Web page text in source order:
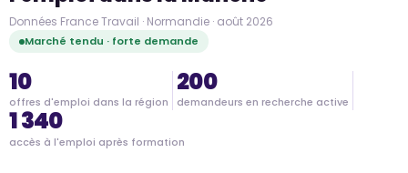
Données France Travail · Normandie · août 2026
Marché tendu · forte demande
10
offres d'emploi dans la région
200
demandeurs en recherche active
1 340
accès à l'emploi après formation